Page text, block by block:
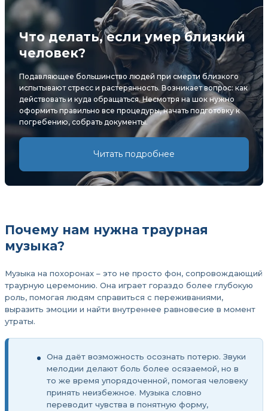
Что делать, если умер близкий
человек?
Подавляющее большинство людей при смерти близкого
испытывают стресс и растерянность. Возникает вопрос: как
действовать и куда обращаться. Несмотря на шок нужно
оформить правильно все процедуры, начать подготовку к
погребению, собрать документы.
Читать подробнее
Почему нам нужна траурная
музыка?
Музыка на похоронах – это не просто фон, сопровождающий
траурную церемонию. Она играет гораздо более глубокую
роль, помогая людям справиться с переживаниями,
выразить эмоции и найти внутреннее равновесие в момент
утраты.
Она даёт возможность осознать потерю. Звуки
мелодии делают боль более осязаемой, но в
то же время упорядоченной, помогая человеку
принять неизбежное. Музыка словно
переводит чувства в понятную форму,